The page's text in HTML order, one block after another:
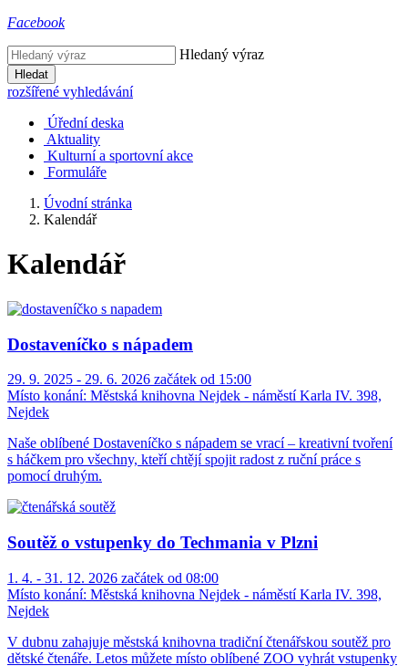
Facebook
Hledaný výraz
Hledat
rozšířené vyhledávání
Úřední deska
Aktuality
Kulturní a sportovní akce
Formuláře
Úvodní stránka
Kalendář
Kalendář
Dostaveníčko s nápadem
29. 9. 2025 - 29. 6. 2026 začátek od 15:00
Místo konání: Městská knihovna Nejdek - náměstí Karla IV. 398,
Nejdek
Naše oblíbené Dostaveníčko s nápadem se vrací – kreativní tvoření
s háčkem pro všechny, kteří chtějí spojit radost z ruční práce s
pomocí druhým.
Soutěž o vstupenky do Techmania v Plzni
1. 4. - 31. 12. 2026 začátek od 08:00
Místo konání: Městská knihovna Nejdek - náměstí Karla IV. 398,
Nejdek
V dubnu zahajuje městská knihovna tradiční čtenářskou soutěž pro
dětské čtenáře. Letos můžete místo oblíbené ZOO vyhrát vstupenky